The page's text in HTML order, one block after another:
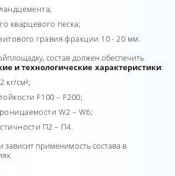
кварцевого песка;
гравия фракции 10 - 20 мм.
состав должен обеспечить
и технологические характеристики:
кг/см²;
F100 – F200;
W2 – W6;
П2 – П4.
зависит применимость состава в